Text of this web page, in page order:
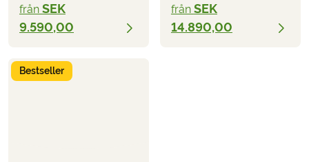
från SEK
9.590,00
från SEK
14.890,00
Bestseller